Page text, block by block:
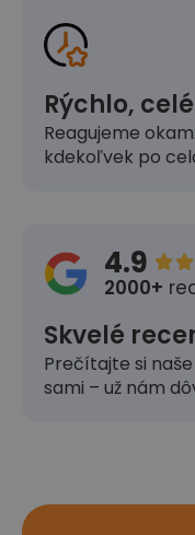
Rýchlo,
Reagujeme
kdekoľvek po
4.9 
2000+
Skvelé
Prečítajte si
sami – už nám